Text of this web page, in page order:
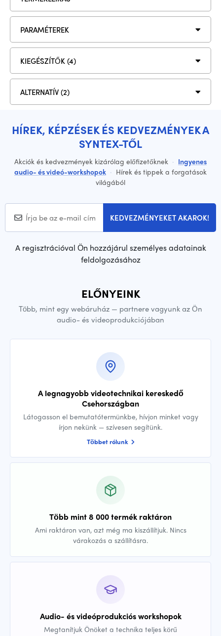
PARAMÉTEREK
KIEGÉSZÍTŐK (4)
ALTERNATÍV (2)
HÍREK, KÉPZÉSEK ÉS KEDVEZMÉNYEK A
SYNTEX-TŐL
Akciók és kedvezmények kizárólag előfizetőknek · Ingyenes
audio- és videó-workshopok · Hírek és tippek a forgatások
világából
KEDVEZMÉNYEKET AKAROK!
A regisztrációval Ön hozzájárul személyes adatainak
feldolgozásához
ELŐNYEINK
Több, mint egy webáruház — partnere vagyunk az Ön
audio- és videoprodukciójában
A legnagyobb videotechnikai kereskedő
Csehországban
Látogasson el bemutatótermünkbe, hívjon minket vagy
írjon nekünk — szívesen segítünk.
Többet rólunk
Több mint 8 000 termék raktáron
Ami raktáron van, azt még ma kiszállítjuk. Nincs
várakozás a szállításra.
Audio- és videóprodukciós workshopok
Megtanítjuk Önöket a technika teljes körű